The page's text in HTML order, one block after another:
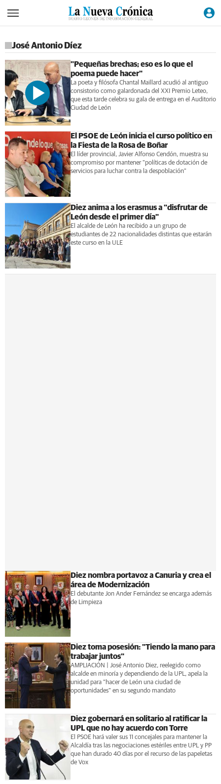
José Antonio Díez
"Pequeñas brechas; eso es lo que el
poema puede hacer"
La poeta y filósofa Chantal Maillard acudió al antiguo
consistorio como galardonada del XXI Premio Leteo,
que esta tarde celebra su gala de entrega en el Auditorio
Ciudad de León
El PSOE de León inicia el curso político en
la Fiesta de la Rosa de Boñar
El líder provincial, Javier Alfonso Cendón, muestra su
compromiso por mantener "políticas de dotación de
servicios para luchar contra la despoblación"
Diez anima a los erasmus a "disfrutar de
León desde el primer día"
El alcalde de León ha recibido a un grupo de
estudiantes de 22 nacionalidades distintas que estarán
este curso en la ULE
Diez nombra portavoz a Canuria y crea el
área de Modernización
El debutante Jon Ander Fernández se encarga además
de Limpieza
Diez toma posesión: "Tiendo la mano para
trabajar juntos"
AMPLIACIÓN | José Antonio Diez, reelegido como
alcalde en minoría y dependiendo de la UPL, apela la
unidad para "hacer de León una ciudad de
oportunidades" en su segundo mandato
Diez gobernará en solitario al ratificar la
UPL que no hay acuerdo con Torre
El PSOE hará valer sus 11 concejales para mantener la
Alcaldía tras las negociaciones estériles entre UPL y PP
que han durado 40 días por el recurso de las papeletas
de Vox